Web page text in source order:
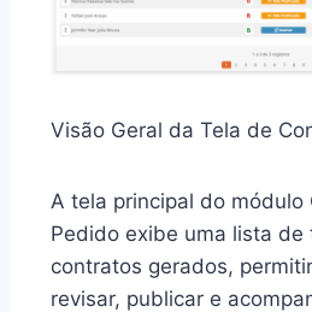
Visão Geral da Tela de
A tela principal do módulo
Pedido exibe uma lista de
contratos gerados,
revisar, publicar e